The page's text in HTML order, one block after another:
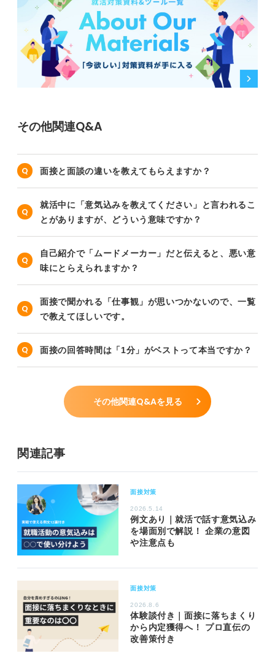
その他関連Q&A
面接と面談の違いを教えてもらえますか？
就活中に「意気込みを教えてください」と言われるこ
とがありますが、どういう意味ですか？
自己紹介で「ムードメーカー」だと伝えると、悪い意
味にとらえられますか？
面接で聞かれる「仕事観」が思いつかないので、一覧
で教えてほしいです。
面接の回答時間は「1分」がベストって本当ですか？
その他関連Q&Aを見る
関連記事
面接対策
2026.5.14
例文あり｜就活で話す意気込み
を場面別で解説！ 企業の意図
や注意点も
面接対策
2026.8.6
体験談付き｜面接に落ちまくり
から内定獲得へ！ プロ直伝の
改善策付き